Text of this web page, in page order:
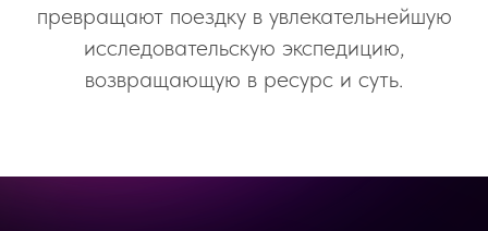
превращают поездку в увлекательнейшую
исследовательскую экспедицию,
возвращающую в ресурс и суть.